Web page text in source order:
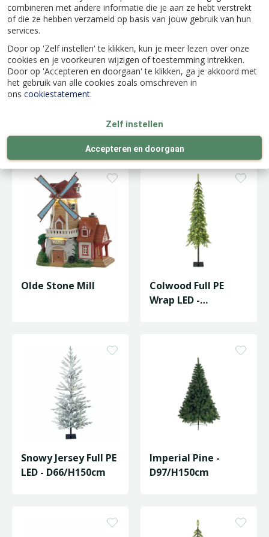
combineren met andere informatie die je aan ze hebt verstrekt
of die ze hebben verzameld op basis van jouw gebruik van hun
services.
Door op 'Zelf instellen' te klikken, kun je meer lezen over onze
cookies en je voorkeuren wijzigen of toestemming intrekken.
Door op 'Accepteren en doorgaan' te klikken, ga je akkoord met
het gebruik van alle cookies zoals omschreven in
ons cookiestatement.
Zelf instellen
Accepteren en doorgaan
Toy Making School Thicket Falls Cabin
Olde Stone Mill
Colwood Full PE
Wrap LED -
Snowy Jersey Full PE
LED - D66/H150cm
Imperial Pine -
D97/H150cm